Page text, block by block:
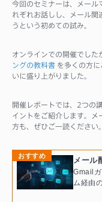
今回のセミナーは、メール
れぞれお話しし、メール
うという初めての試み。
オンラインでの開催でし
ングの教科書 を多くの方
いに盛り上がりました。
開催レポートでは、2つの
イントをご紹介します。
方も、ぜひご一読ください。
おすすめ
メール
Gmail
ム経由